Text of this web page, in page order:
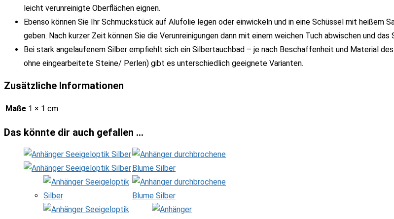
leicht verunreinigte Oberflächen eignen.
Ebenso können Sie Ihr Schmuckstück auf Alufolie legen oder einwickeln und in eine Schüssel mit heißem
geben. Nach kurzer Zeit können Sie die Verunreinigungen dann mit einem weichen Tuch abwischen und
Bei stark angelaufenem Silber empfiehlt sich ein Silbertauchbad – je nach Beschaffenheit und Material
ohne eingearbeitete Steine/ Perlen) gibt es unterschiedlich geeignete Varianten.
Zusätzliche Informationen
Maße 1 × 1 cm
Das könnte dir auch gefallen …